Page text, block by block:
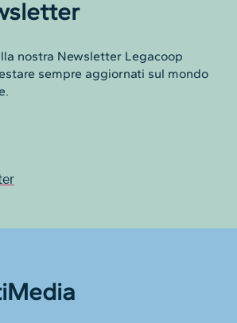
nostra Newsletter Legacoop
sempre aggiornati sul mondo